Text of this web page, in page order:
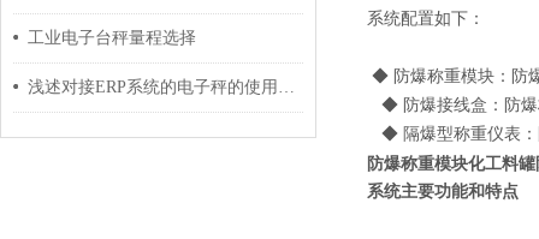
工业电子台秤量程选择
浅述对接ERP系统的电子秤的使用注意事项
系统配置如下：
◆ 防爆称重模块：防
◆ 防爆接线盒：防爆
◆ 隔爆型称重仪表：
防爆称重模块化工料
系统主要功能和特点